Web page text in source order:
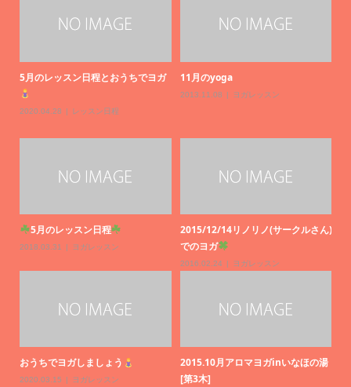
5月のレッスン日程とおうちでヨガ
2020.04.28 レッスン日程
11月のyoga
2013.11.08 ヨガレッスン
5月のレッスン日程
2018.03.31 ヨガレッスン
2015/12/14リノリノ(サークルさん)
でのヨガ
2016.02.24 ヨガレッスン
おうちでヨガしましょう
2020.03.15 ヨガレッスン
2015.10月アロマヨガinいなほの湯
[第3木]